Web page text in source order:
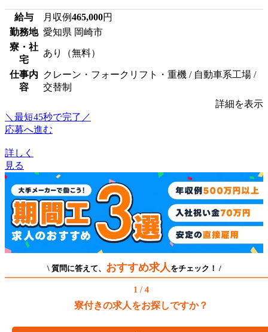
給与 月収例465,000円
勤務地 愛知県 岡崎市
寮・社
宅
あり（無料）
仕事内
容
クレーン・フォークリフト・重機 / 自動車系工場 /
交替制
詳細を表示
＼最短45秒で完了／
応募へ進む
詳しく
見る
\ 質問に答えて、 おすすめ求人 をチェック！ /
1 / 4
寮付きの求人をお探しですか？